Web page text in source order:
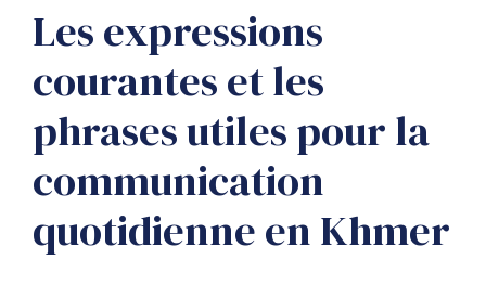
Les expressions
courantes et les
phrases utiles pour la
communication
quotidienne en Khmer